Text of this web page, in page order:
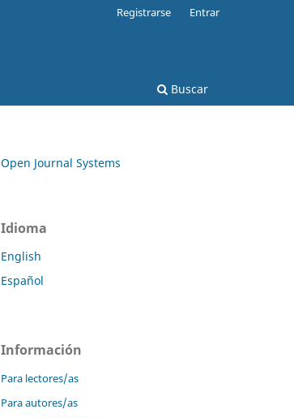
Buscar
Registrarse Entrar
Open Journal Systems
Idioma
English
Español
Información
Para lectores/as
Para autores/as